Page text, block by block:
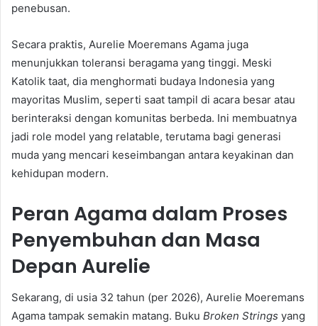
penebusan.
Secara praktis, Aurelie Moeremans Agama juga
menunjukkan toleransi beragama yang tinggi. Meski
Katolik taat, dia menghormati budaya Indonesia yang
mayoritas Muslim, seperti saat tampil di acara besar atau
berinteraksi dengan komunitas berbeda. Ini membuatnya
jadi role model yang relatable, terutama bagi generasi
muda yang mencari keseimbangan antara keyakinan dan
kehidupan modern.
Peran Agama dalam Proses
Penyembuhan dan Masa
Depan Aurelie
Sekarang, di usia 32 tahun (per 2026), Aurelie Moeremans
Agama tampak semakin matang. Buku Broken Strings yang